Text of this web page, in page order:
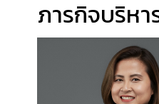
ภารกิจบริหา